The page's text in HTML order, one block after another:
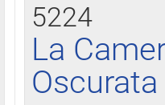
5224
La